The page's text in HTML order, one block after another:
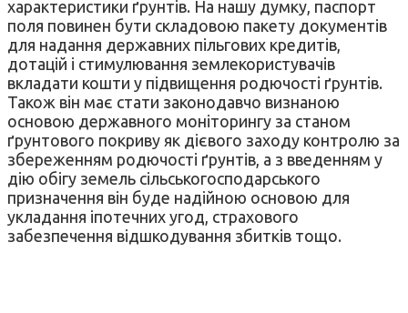
характеристики ґрунтів. На нашу думку, паспорт
поля повинен бути складовою пакету документів
для надання державних пільгових кредитів,
дотацій і стимулювання землекористувачів
вкладати кошти у підвищення родючості ґрунтів.
Також він має стати законодавчо визнаною
основою державного моніторингу за станом
ґрунтового покриву як дієвого заходу контролю за
збереженням родючості ґрунтів, а з введенням у
дію обігу земель сільськогосподарського
призначення він буде надійною основою для
укладання іпотечних угод, страхового
забезпечення відшкодування збитків тощо.